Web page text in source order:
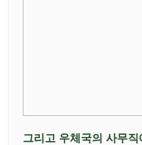
그리고 우체국의 사무